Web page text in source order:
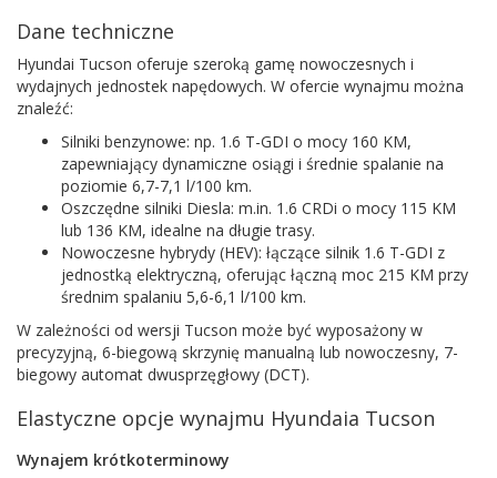
Dane techniczne
Hyundai Tucson oferuje szeroką gamę nowoczesnych i
wydajnych jednostek napędowych. W ofercie wynajmu można
znaleźć:
Silniki benzynowe: np. 1.6 T-GDI o mocy 160 KM,
zapewniający dynamiczne osiągi i średnie spalanie na
poziomie 6,7-7,1 l/100 km.
Oszczędne silniki Diesla: m.in. 1.6 CRDi o mocy 115 KM
lub 136 KM, idealne na długie trasy.
Nowoczesne hybrydy (HEV): łączące silnik 1.6 T-GDI z
jednostką elektryczną, oferując łączną moc 215 KM przy
średnim spalaniu 5,6-6,1 l/100 km.
W zależności od wersji Tucson może być wyposażony w
precyzyjną, 6-biegową skrzynię manualną lub nowoczesny, 7-
biegowy automat dwusprzęgłowy (DCT).
Elastyczne opcje wynajmu Hyundaia Tucson
Wynajem krótkoterminowy